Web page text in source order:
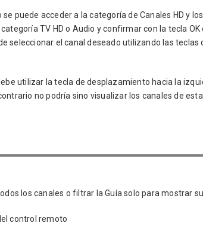
se puede acceder a la categoría de Canales HD y
TV HD o Audio y confirmar con la tecla OK
seleccionar el canal deseado utilizando las teclas
utilizar la tecla de desplazamiento hacia la
no podría sino visualizar los canales de
los canales o filtrar la Guía solo para mostrar
control remoto